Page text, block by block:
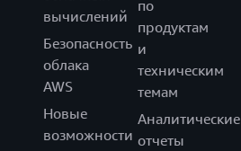
вычислений
Безопасность
облака
AWS
Новые
возможности
по
продуктам
и
техническим
темам
Аналитические
отчеты